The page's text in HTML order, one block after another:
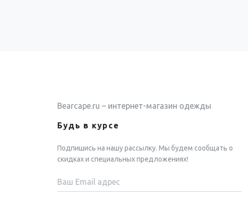
Bearcape.ru – интернет-магазин одежды
Будь в курсе
Подпишись на нашу рассылку. Мы будем сообщать о
скидках и специальных предложениях!